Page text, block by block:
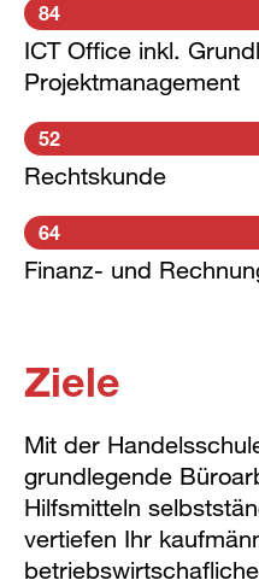
84
ICT Office inkl.
Projektmanagement
52
Rechtskunde
64
Finanz- und
Ziele
Mit der
grundlegende
Hilfsmitteln
vertiefen Ihr